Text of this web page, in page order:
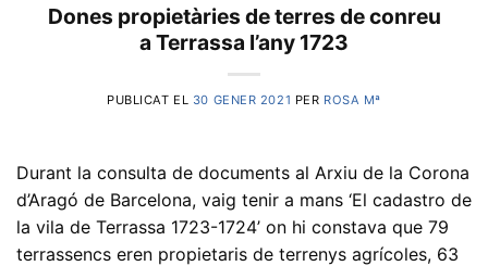
Dones propietàries de terres de conreu
a Terrassa l’any 1723
PUBLICAT EL 30 GENER 2021 PER ROSA Mª
Durant la consulta de documents al Arxiu de la Corona
d’Aragó de Barcelona, vaig tenir a mans ‘El cadastro de
la vila de Terrassa 1723-1724’ on hi constava que 79
terrassencs eren propietaris de terrenys agrícoles, 63